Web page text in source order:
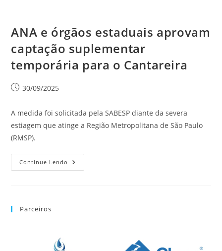
ANA e órgãos estaduais aprovam
captação suplementar
temporária para o Cantareira
30/09/2025
A medida foi solicitada pela SABESP diante da severa
estiagem que atinge a Região Metropolitana de São Paulo
(RMSP).
Continue Lendo
Parceiros